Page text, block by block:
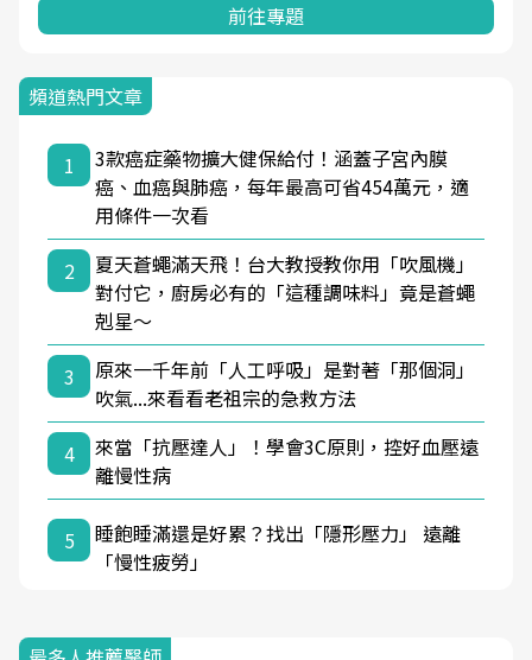
前往專題
頻道熱門文章
1
3款癌症藥物擴大健保給付！涵蓋子宮內膜
癌、血癌與肺癌，每年最高可省454萬元，適
用條件一次看
2
夏天蒼蠅滿天飛！台大教授教你用「吹風機」
對付它，廚房必有的「這種調味料」竟是蒼蠅
剋星～
3
原來一千年前「人工呼吸」是對著「那個洞」
吹氣...來看看老祖宗的急救方法
4
來當「抗壓達人」！學會3C原則，控好血壓遠
離慢性病
5
睡飽睡滿還是好累？找出「隱形壓力」 遠離
「慢性疲勞」